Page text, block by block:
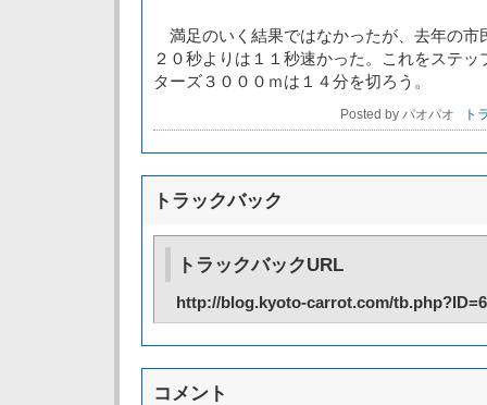
満足のいく結果ではなかったが、去年の市
２０秒よりは１１秒速かった。これをステ
ターズ３０００ｍは１４分を切ろう。
Posted by パオパオ ト
トラックバック
トラックバックURL
http://blog.kyoto-carrot.com/
コメント